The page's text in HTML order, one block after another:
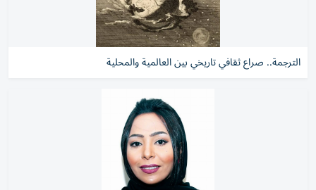
الترجمة.. صراع ثقافي تاريخي بين العالمية والمحلية